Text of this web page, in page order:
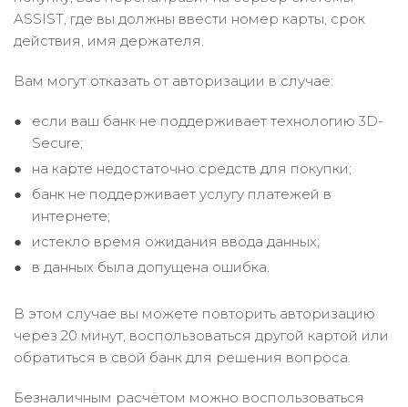
ASSIST, где вы должны ввести номер карты, срок
действия, имя держателя.
Вам могут отказать от авторизации в случае:
если ваш банк не поддерживает технологию 3D-
Secure;
на карте недостаточно средств для покупки;
банк не поддерживает услугу платежей в
интернете;
истекло время ожидания ввода данных;
в данных была допущена ошибка.
В этом случае вы можете повторить авторизацию
через 20 минут, воспользоваться другой картой или
обратиться в свой банк для решения вопроса.
Безналичным расчётом можно воспользоваться